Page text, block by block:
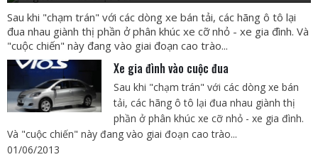
Sau khi "chạm trán" với các dòng xe bán tải, các hãng ô tô lại
đua nhau giành thị phần ở phân khúc xe cỡ nhỏ - xe gia đình. Và
"cuộc chiến" này đang vào giai đoạn cao trào...
Xe gia đình vào cuộc đua
Sau khi "chạm trán" với các dòng xe bán
tải, các hãng ô tô lại đua nhau giành thị
phần ở phân khúc xe cỡ nhỏ - xe gia đình.
Và "cuộc chiến" này đang vào giai đoạn cao trào...
01/06/2013